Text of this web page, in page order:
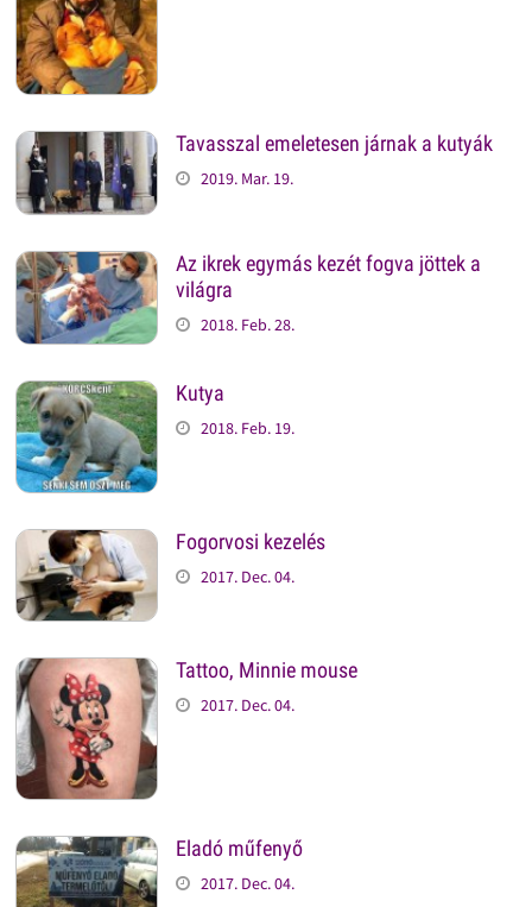
Tavasszal emeletesen járnak a kutyák
2019. Mar. 19.
Az ikrek egymás kezét fogva jöttek a
világra
2018. Feb. 28.
Kutya
2018. Feb. 19.
Fogorvosi kezelés
2017. Dec. 04.
Tattoo, Minnie mouse
2017. Dec. 04.
Eladó műfenyő
2017. Dec. 04.